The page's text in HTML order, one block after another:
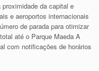
da capital e
e aeroportos internacionais
de parada para otimizar
até o Parque Maeda A
com notificações de horários